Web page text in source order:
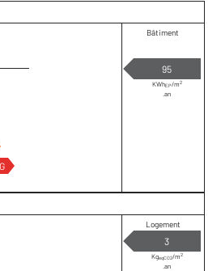
G
Bâtiment
95
KWhEP/m2
.an
Logement
3
KgeqCO2/m2
.an